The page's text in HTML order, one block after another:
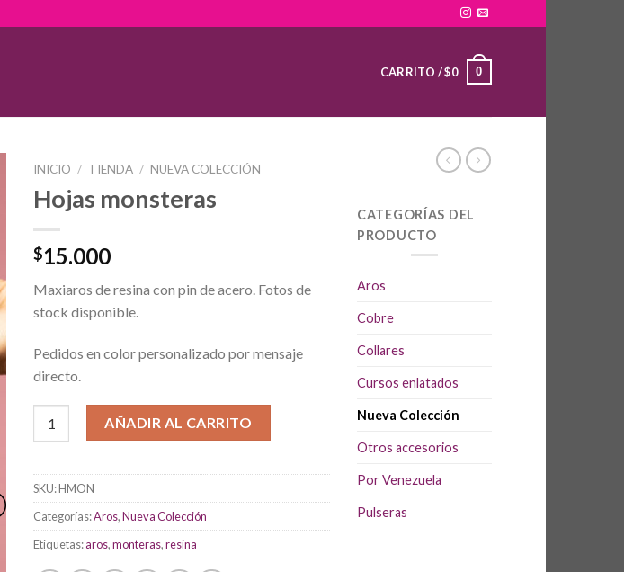
CARRITO /$0 0
INICIO / TIENDA / NUEVA COLECCIÓN
Hojas monsteras
$15.000
Maxiaros de resina con pin de acero. Fotos de
stock disponible.
Pedidos en color personalizado por mensaje
directo.
Hojas monsteras cantidad
AÑADIR AL CARRITO
SKU:HMON
Categorías:Aros,Nueva Colección
Etiquetas:aros,monteras,resina
CATEGORÍAS DEL
PRODUCTO
Aros
Cobre
Collares
Cursos enlatados
Nueva Colección
Otros accesorios
Por Venezuela
Pulseras